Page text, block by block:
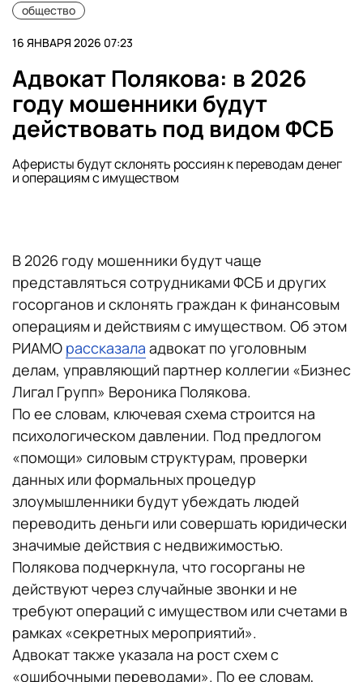
общество
16 ЯНВАРЯ 2026 07:23
Адвокат Полякова: в 2026
году мошенники будут
действовать под видом ФСБ
Аферисты будут склонять россиян к переводам денег
и операциям с имуществом
В 2026 году мошенники будут чаще
представляться сотрудниками ФСБ и других
госорганов и склонять граждан к финансовым
операциям и действиям с имуществом. Об этом
РИАМО рассказала адвокат по уголовным
делам, управляющий партнер коллегии «Бизнес
Лигал Групп» Вероника Полякова.
По ее словам, ключевая схема строится на
психологическом давлении. Под предлогом
«помощи» силовым структурам, проверки
данных или формальных процедур
злоумышленники будут убеждать людей
переводить деньги или совершать юридически
значимые действия с недвижимостью.
Полякова подчеркнула, что госорганы не
действуют через случайные звонки и не
требуют операций с имуществом или счетами в
рамках «секретных мероприятий».
Адвокат также указала на рост схем с
«ошибочными переводами». По ее словам,